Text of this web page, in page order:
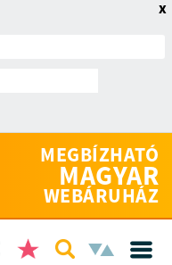
x
MEGBÍZHATÓ
MAGYAR
WEBÁRUHÁZ